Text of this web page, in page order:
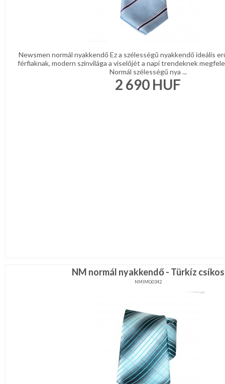
Newsmen normál nyakkendő Ez a szélességű nyakkendő ideális
férfiaknak, modern színvilága a viselőjét a napi trendeknek
Normál szélességű nya ...
2 690 HUF
NM normál nyakkendő - Türkíz csíkos
NMIMG0342